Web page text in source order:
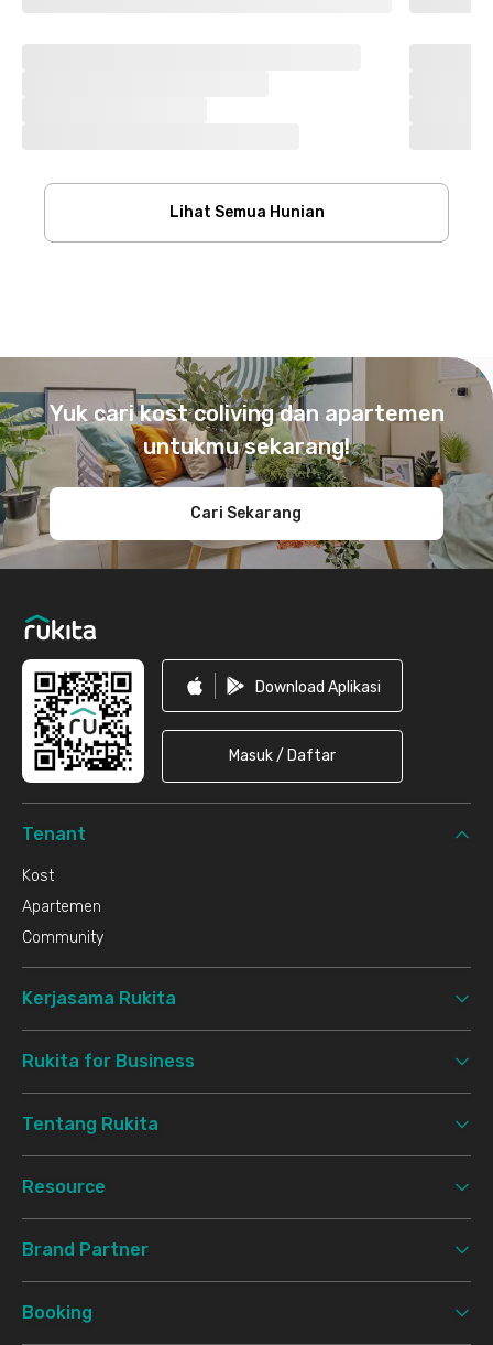
Lihat Semua Hunian
Yuk cari kost coliving dan apartemen
untukmu sekarang!
Cari Sekarang
Download Aplikasi
Masuk / Daftar
Tenant
Kost
Apartemen
Community
Kerjasama Rukita
Rukita for Business
Tentang Rukita
Resource
Brand Partner
Booking